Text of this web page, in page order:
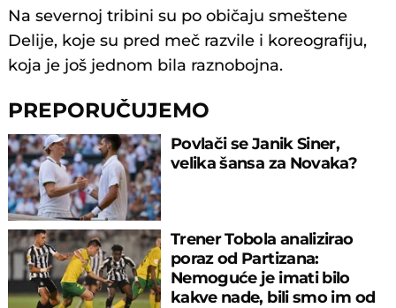
Na severnoj tribini su po običaju smeštene
Delije, koje su pred meč razvile i koreografiju,
koja je još jednom bila raznobojna.
PREPORUČUJEMO
Povlači se Janik Siner,
velika šansa za Novaka?
Trener Tobola analizirao
poraz od Partizana:
Nemoguće je imati bilo
kakve nade, bili smo im od